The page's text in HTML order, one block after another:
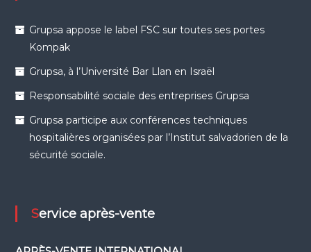
Grupsa appose le label FSC sur toutes ses portes
Kompak
Grupsa, à l’Université Bar Llan en Israël
Responsabilité sociale des entreprises Grupsa
Grupsa participe aux conférences techniques
hospitalières organisées par l’Institut salvadorien de la
sécurité sociale.
Service après-vente